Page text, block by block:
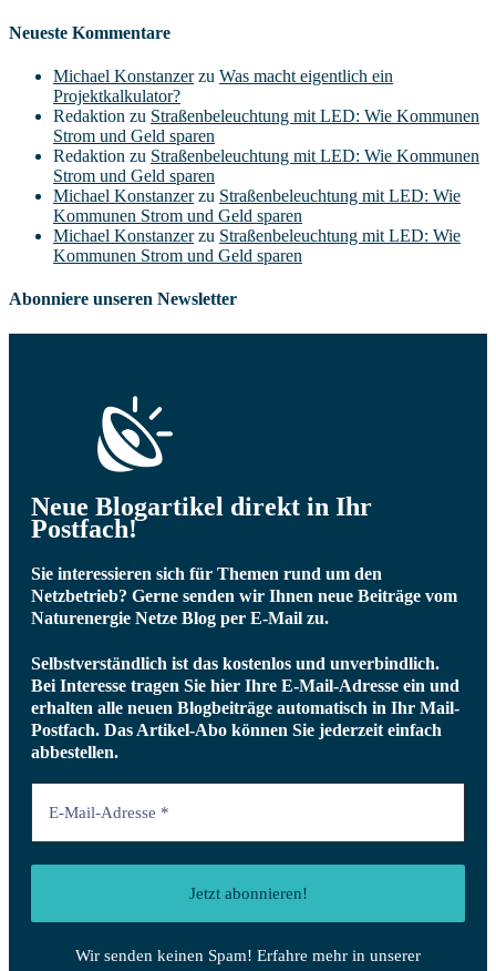
Neueste Kommentare
Michael Konstanzerzu Was macht eigentlich ein
Projektkalkulator?
Redaktion zu Straßenbeleuchtung mit LED: Wie Kommunen
Strom und Geld sparen
Redaktion zu Straßenbeleuchtung mit LED: Wie Kommunen
Strom und Geld sparen
Michael Konstanzerzu Straßenbeleuchtung mit LED: Wie
Kommunen Strom und Geld sparen
Michael Konstanzerzu Straßenbeleuchtung mit LED: Wie
Kommunen Strom und Geld sparen
Abonniere unseren Newsletter
Neue Blogartikel direkt in Ihr
Postfach!
Sie interessieren sich für Themen rund um den
Netzbetrieb? Gerne senden wir Ihnen neue Beiträge vom
Naturenergie Netze Blog per E-Mail zu.
Selbstverständlich ist das kostenlos und unverbindlich.
Bei Interesse tragen Sie hier Ihre E-Mail-Adresse ein und
erhalten alle neuen Blogbeiträge automatisch in Ihr Mail-
Postfach. Das Artikel-Abo können Sie jederzeit einfach
abbestellen.
Wir senden keinen Spam! Erfahre mehr in unserer